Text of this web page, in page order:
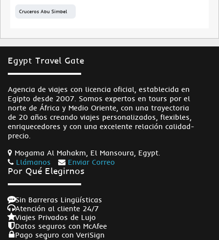
Cruceros Abu Simbel
Egypt Travel Gate
Agencia de viajes con licencia oficial, establecida en
Egipto desde 2007. Somos expertos en tours por el
norte de África y Medio Oriente, con una trayectoria
de 20 años creando viajes personalizados, flexibles,
enriquecedores y con una excelente relación calidad-
precio.
Mogama Al Mahakm, El Mansoura, Egypt.
Llámanos
Enviar Correo
Por Qué Elegirnos
Sin Barreras Lingüísticas
Atención al cliente 24/7
Viajes Privados de Lujo
Datos seguros con McAfee
Pago seguro con VeriSign